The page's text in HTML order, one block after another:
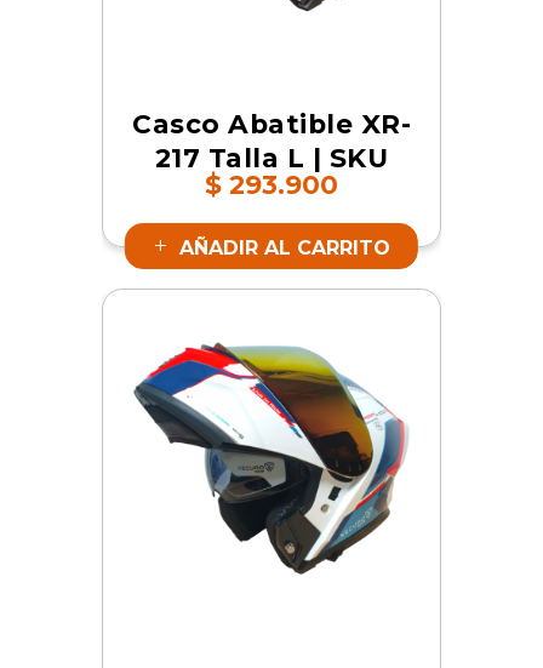
Casco Abatible XR-
217 Talla L | SKU
16787
$ 293.900
AÑADIR AL CARRITO